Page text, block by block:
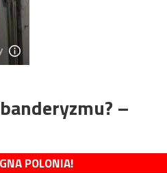
–
POLONIA!